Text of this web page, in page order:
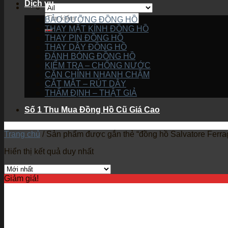
Dịch vụ
BẢO DƯỠNG ĐỒNG HỒ
THAY MẶT KÍNH ĐỒNG HỒ
THAY PIN ĐỒNG HỒ
THAY DÂY ĐỒNG HỒ
ĐÁNH BÓNG ĐỒNG HỒ
KIỂM TRA – CHỐNG NƯỚC
CĂN CHỈNH NHANH CHẬM
CẮT MẮT – RÚT DÂY
THẨM ĐỊNH – THẬT GIẢ
Số 1 Thu Mua Đồng Hồ Cũ Giá Cao
Trang chủ / Sản phẩm được gắn thẻ “đồng hồ Salvatore
Hiển thị kết quả duy nhất
Giảm giá!